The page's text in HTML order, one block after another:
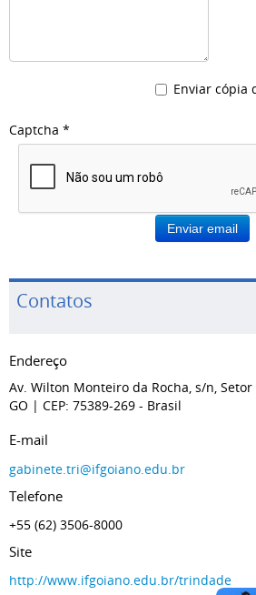
Enviar cópia
Captcha *
Enviar email
Contatos
Endereço
Av. Wilton Monteiro da Rocha, s/n,
GO | CEP: 75389-269 - Brasil
E-mail
gabinete.tri@ifgoiano.edu.br
Telefone
+55 (62) 3506-8000
Site
http://www.ifgoiano.edu.br/trindade